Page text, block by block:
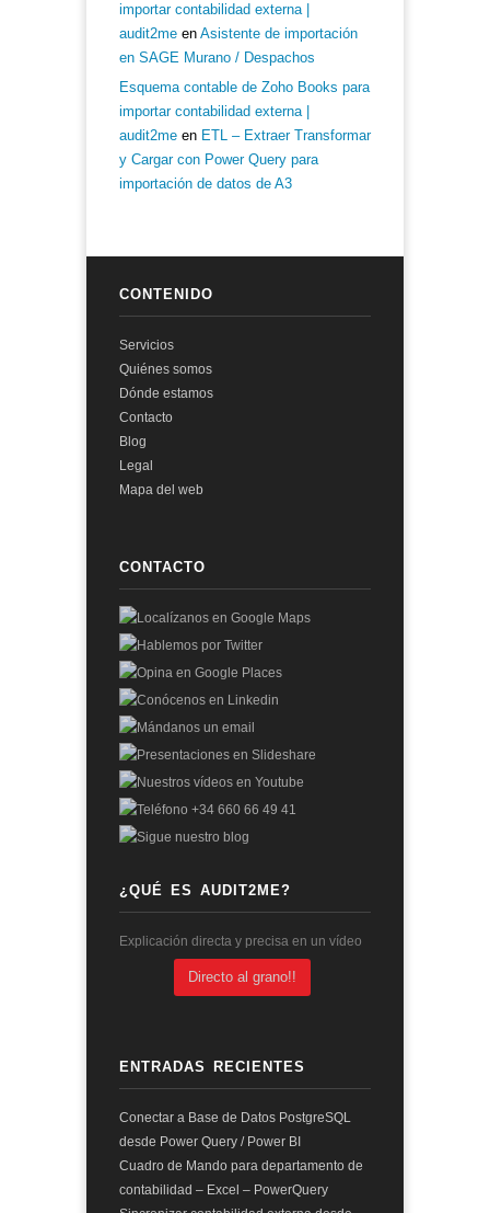
importar contabilidad externa |
audit2me en Asistente de importación
en SAGE Murano / Despachos
Esquema contable de Zoho Books para
importar contabilidad externa |
audit2me en ETL – Extraer Transformar
y Cargar con Power Query para
importación de datos de A3
CONTENIDO
Servicios
Quiénes somos
Dónde estamos
Contacto
Blog
Legal
Mapa del web
CONTACTO
¿QUÉ ES AUDIT2ME?
Explicación directa y precisa en un vídeo
Directo al grano!!
ENTRADAS RECIENTES
Conectar a Base de Datos PostgreSQL
desde Power Query / Power BI
Cuadro de Mando para departamento de
contabilidad – Excel – PowerQuery